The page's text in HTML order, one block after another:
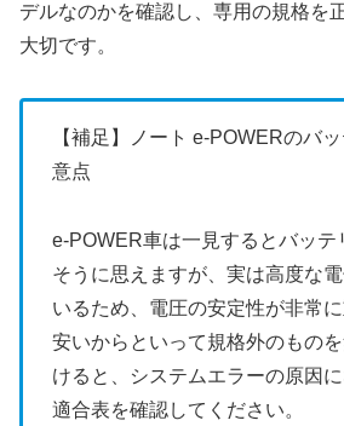
デルなのかを確認し、専用の規格を
大切です。
【補足】ノート e-POWERのバ
意点
e-POWER車は一見するとバッテ
そうに思えますが、実は高度な
いるため、電圧の安定性が非常に
安いからといって規格外のもの
けると、システムエラーの原因
適合表を確認してください。